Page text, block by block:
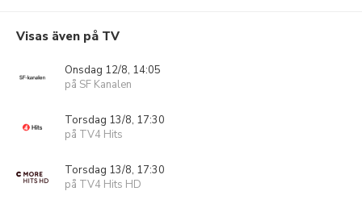
Visas även på TV
Onsdag 12/8, 14:05
på SF Kanalen
Torsdag 13/8, 17:30
på TV4 Hits
Torsdag 13/8, 17:30
på TV4 Hits HD